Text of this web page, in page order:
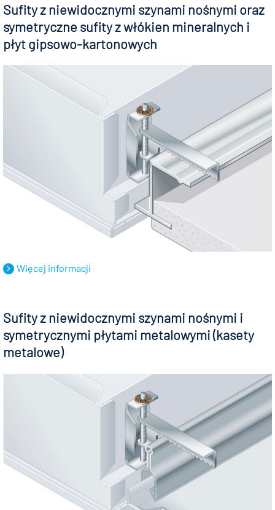
Sufity z niewidocznymi szynami nośnymi oraz
symetryczne sufity z włókien mineralnych i
płyt gipsowo-kartonowych
Więcej informacji
Sufity z niewidocznymi szynami nośnymi i
symetrycznymi płytami metalowymi (kasety
metalowe)⠀ ⠀ ⠀ ⠀ ⠀ ⠀ ⠀ ⠀ ⠀ ⠀ ⠀ ⠀ ⠀